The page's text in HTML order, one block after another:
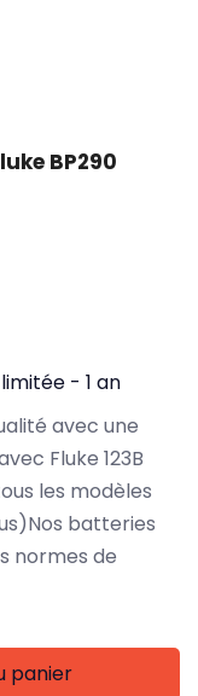
BP290
- 1 an
avec une
Fluke 123B
les modèles
batteries
normes de
panier